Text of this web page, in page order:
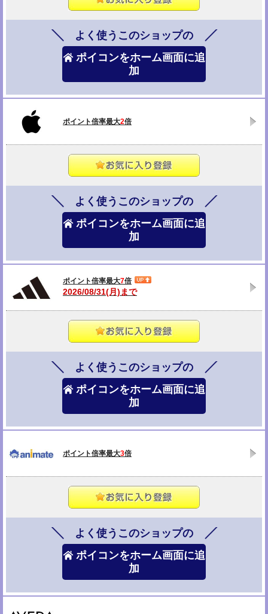
よく使うこのショップの
ポイコンをホーム画面に追
加
ポイント倍率最大2倍
よく使うこのショップの
ポイコンをホーム画面に追
加
ポイント倍率最大7倍
2026/08/31(月)まで
よく使うこのショップの
ポイコンをホーム画面に追
加
ポイント倍率最大3倍
よく使うこのショップの
ポイコンをホーム画面に追
加